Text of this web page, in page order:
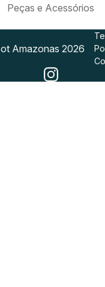
Peças e Acessórios
Amazonas 2026